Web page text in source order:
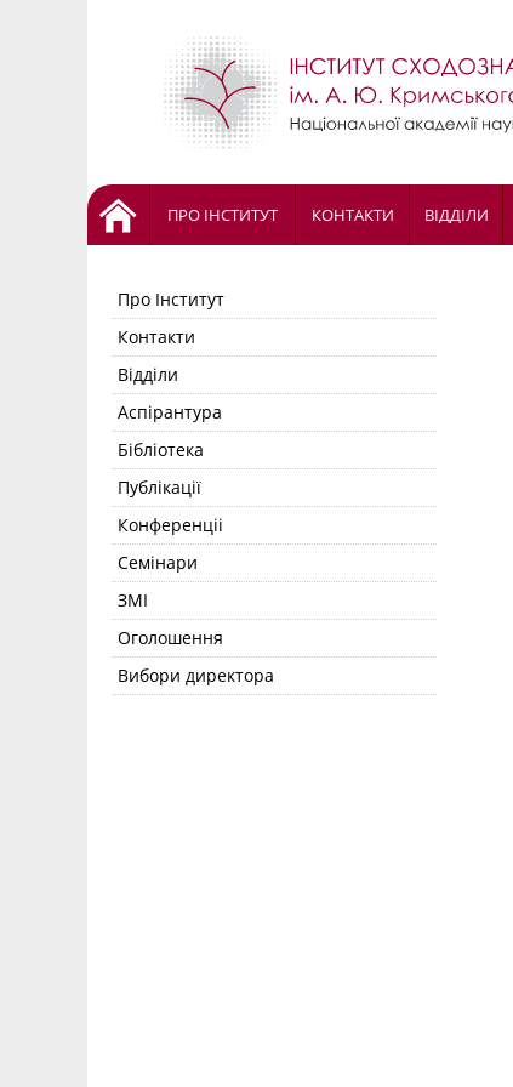
ПРО ІНСТИТУТ КОНТАКТИ ВІДДІЛИ
Про Інститут
Контакти
Відділи
Аспірантура
Бібліотека
Публікації
Конференціі
Семінари
ЗМІ
Оголошення
Вибори директора